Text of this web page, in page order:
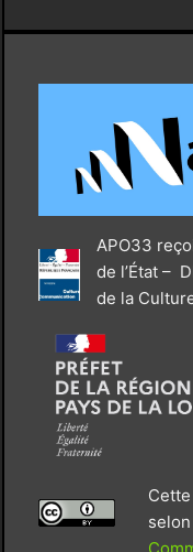
APO33
de l’État –
de la